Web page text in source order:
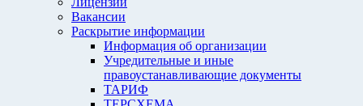
Вакансии
Раскрытие информации
Информация об организации
Учредительные и иные
правоустанавливающие документы
ТАРИФ